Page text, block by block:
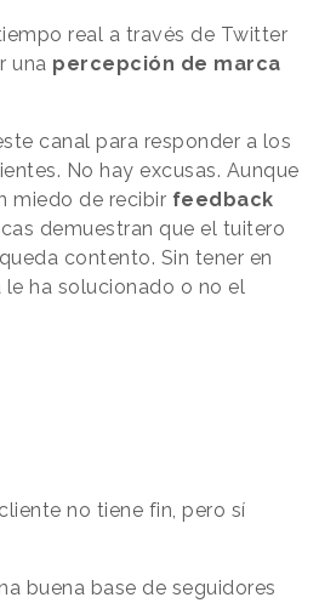
real a través de Twitter
una percepción de marca
canal para responder a los
No hay excusas. Aunque
miedo de recibir feedback
demuestran que el tuitero
contento. Sin tener en
ha solucionado o no el
no tiene fin, pero sí
buena base de seguidores